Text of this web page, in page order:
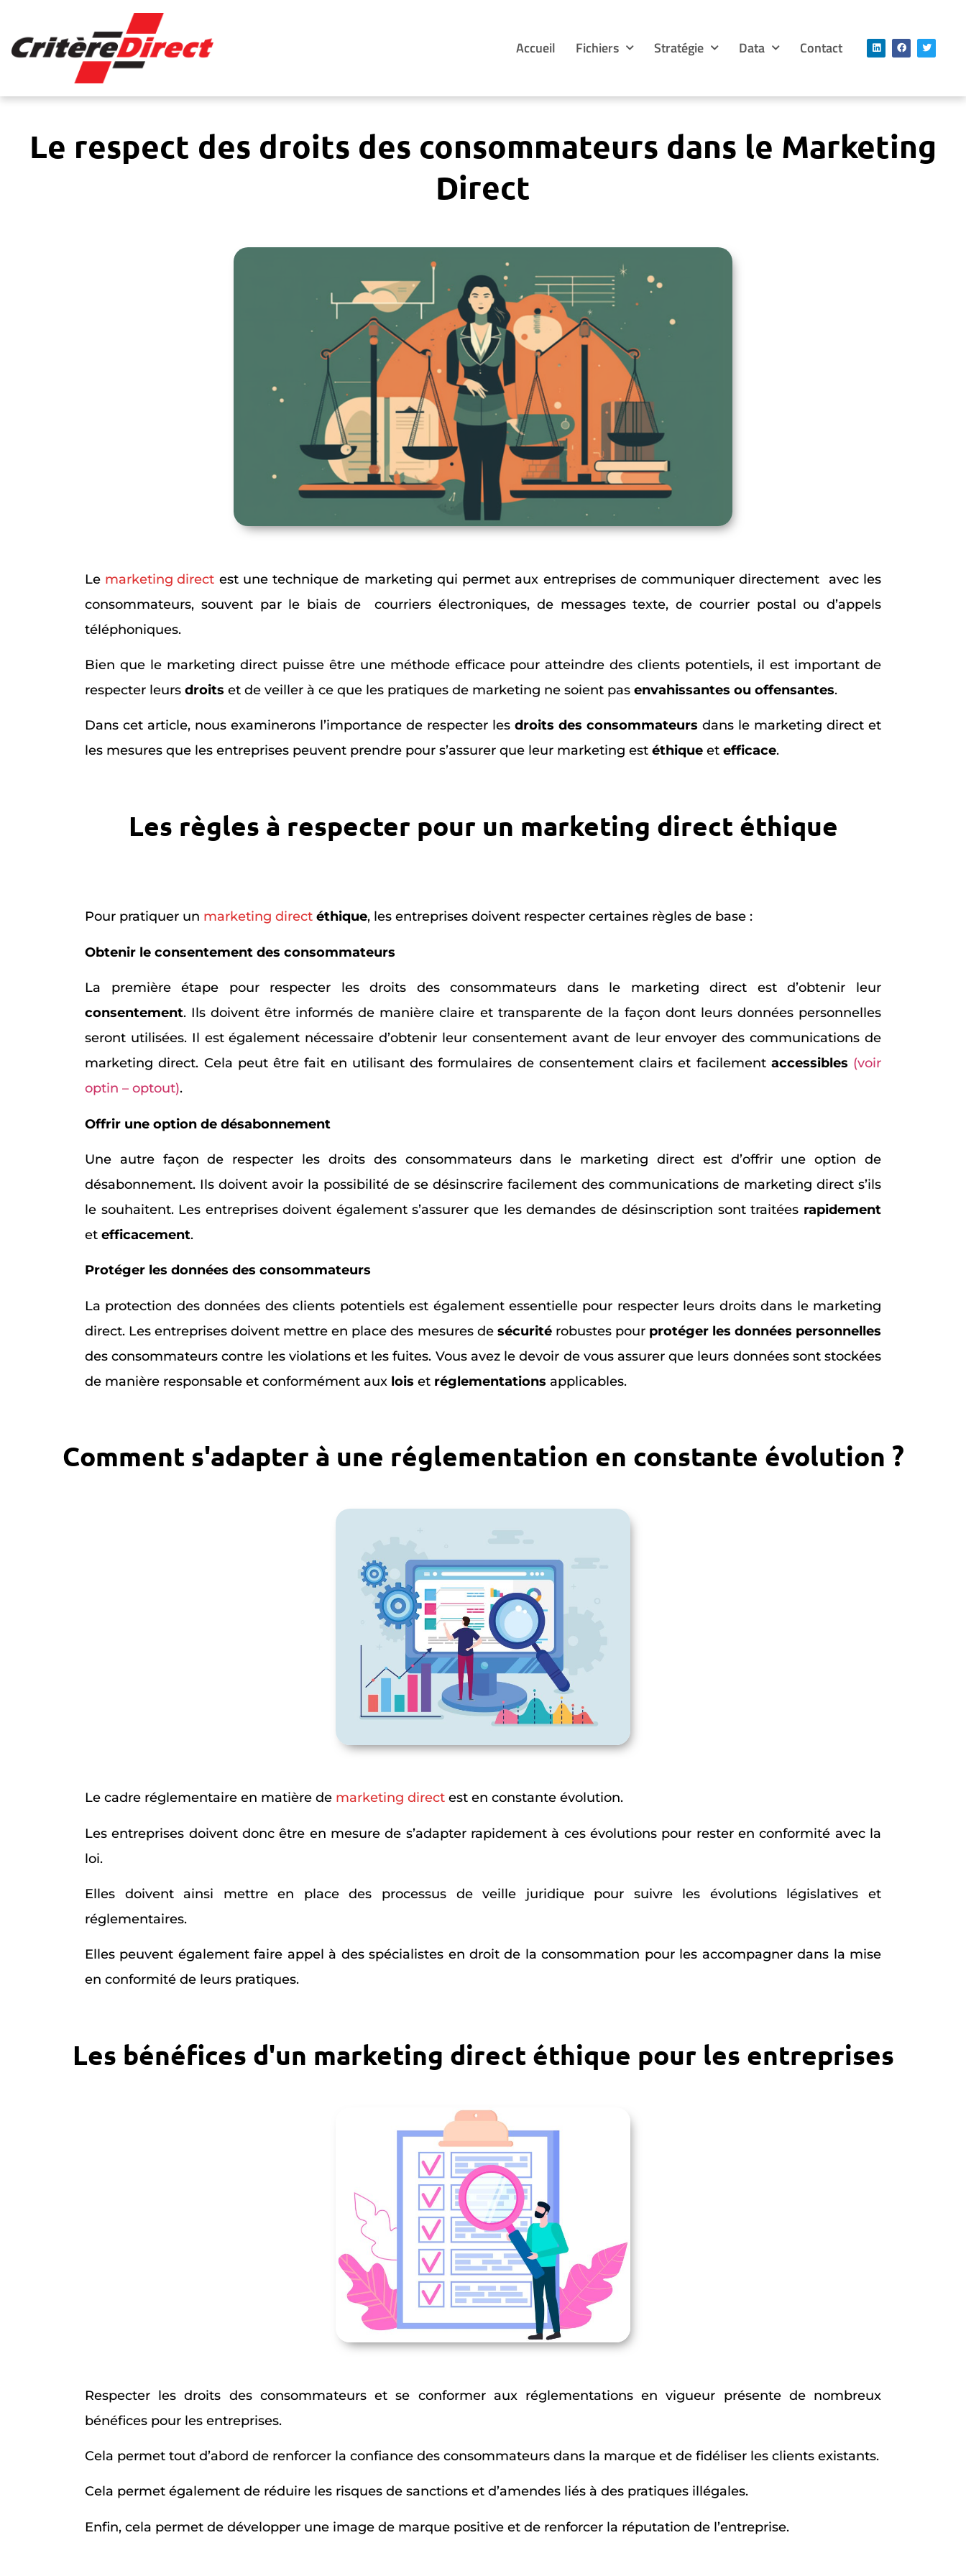
Accueil Fichiers Stratégie Data Contact
Le respect des droits des consommateurs dans le Marketing
Direct
Le marketing direct est une technique de marketing qui permet aux entreprises de communiquer directement avec les
consommateurs, souvent par le biais de courriers électroniques, de messages texte, de courrier postal ou d’appels
téléphoniques.
Bien que le marketing direct puisse être une méthode efficace pour atteindre des clients potentiels, il est important de
respecter leurs droits et de veiller à ce que les pratiques de marketing ne soient pas envahissantes ou offensantes.
Dans cet article, nous examinerons l’importance de respecter les droits des consommateurs dans le marketing direct et
les mesures que les entreprises peuvent prendre pour s’assurer que leur marketing est éthique et efficace.
Les règles à respecter pour un marketing direct éthique
Pour pratiquer un marketing direct éthique, les entreprises doivent respecter certaines règles de base :
Obtenir le consentement des consommateurs
La première étape pour respecter les droits des consommateurs dans le marketing direct est d’obtenir leur
consentement. Ils doivent être informés de manière claire et transparente de la façon dont leurs données personnelles
seront utilisées. Il est également nécessaire d’obtenir leur consentement avant de leur envoyer des communications de
marketing direct. Cela peut être fait en utilisant des formulaires de consentement clairs et facilement accessibles (voir
optin – optout).
Offrir une option de désabonnement
Une autre façon de respecter les droits des consommateurs dans le marketing direct est d’offrir une option de
désabonnement. Ils doivent avoir la possibilité de se désinscrire facilement des communications de marketing direct s’ils
le souhaitent. Les entreprises doivent également s’assurer que les demandes de désinscription sont traitées rapidement
et efficacement.
Protéger les données des consommateurs
La protection des données des clients potentiels est également essentielle pour respecter leurs droits dans le marketing
direct. Les entreprises doivent mettre en place des mesures de sécuritérobustes pour protéger les données personnelles
des consommateurs contre les violations et les fuites. Vous avez le devoir de vous assurer que leurs données sont stockées
de manière responsable et conformément aux lois et réglementations applicables.
Comment s'adapter à une réglementation en constante évolution ?
Le cadre réglementaire en matière de marketing direct est en constante évolution.
Les entreprises doivent donc être en mesure de s’adapter rapidement à ces évolutions pour rester en conformité avec la
loi.
Elles doivent ainsi mettre en place des processus de veille juridique pour suivre les évolutions législatives et
réglementaires.
Elles peuvent également faire appel à des spécialistes en droit de la consommation pour les accompagner dans la mise
en conformité de leurs pratiques.
Les bénéfices d'un marketing direct éthique pour les entreprises
Respecter les droits des consommateurs et se conformer aux réglementations en vigueur présente de nombreux
bénéfices pour les entreprises.
Cela permet tout d’abord de renforcer la confiance des consommateurs dans la marque et de fidéliser les clients existants.
Cela permet également de réduire les risques de sanctions et d’amendes liés à des pratiques illégales.
Enfin, cela permet de développer une image de marque positive et de renforcer la réputation de l’entreprise.
Panneau de gestion des cookies